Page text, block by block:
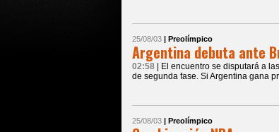
25/08/03 | Preolímpico
Argentina debuta ante
02:58
| El encuentro se disputará a
de segunda fase. Si Argentina gana
25/08/03 | Preolímpico